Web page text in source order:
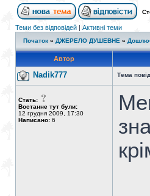
Теми без відповідей | Активні теми
Початок » ДЖЕРЕЛО ДУШЕВНЕ »
Автор
Nadik777 Тема
Стать:
Востаннє тут були:
12 грудня 2009, 17:30
Написано: 6